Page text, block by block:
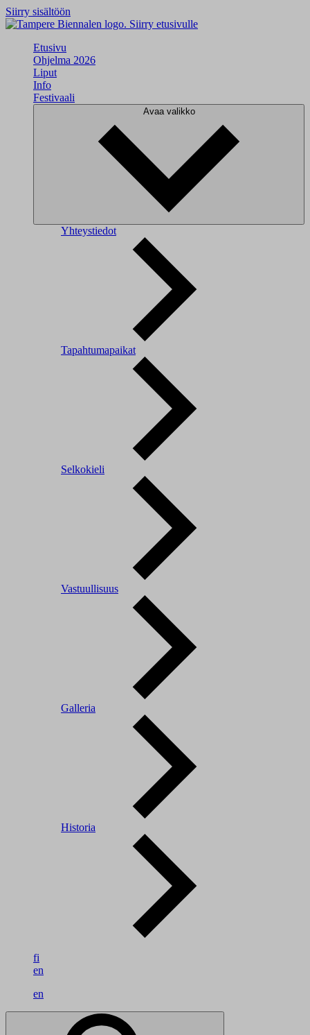
Siirry sisältöön
Siirry etusivulle
Etusivu
Ohjelma 2026
Liput
Info
Festivaali
Avaa valikko
Yhteystiedot
Tapahtumapaikat
Selkokieli
Vastuullisuus
Galleria
Historia
fi
en
en